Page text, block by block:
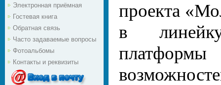
Электронная приёмная
Гостевая книга
Обратная связь
Часто задаваемые вопросы
Фотоальбомы
Контакты и реквизиты
проекта
в